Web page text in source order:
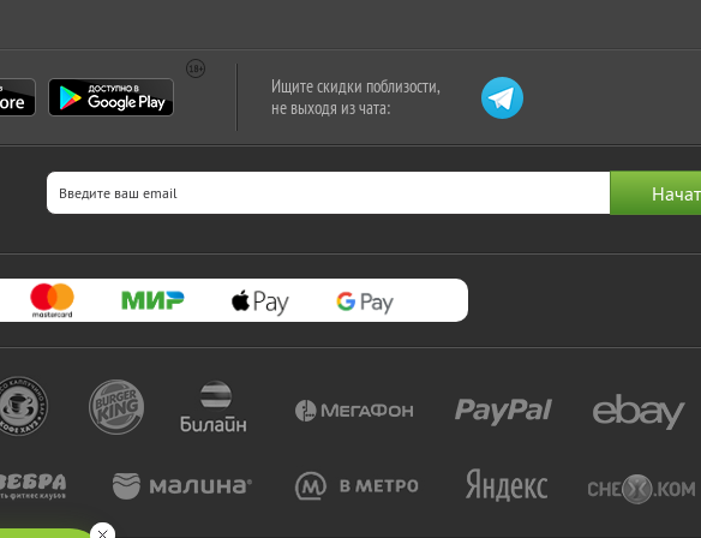
Ищите скидки поблизости,
не выходя из чата: